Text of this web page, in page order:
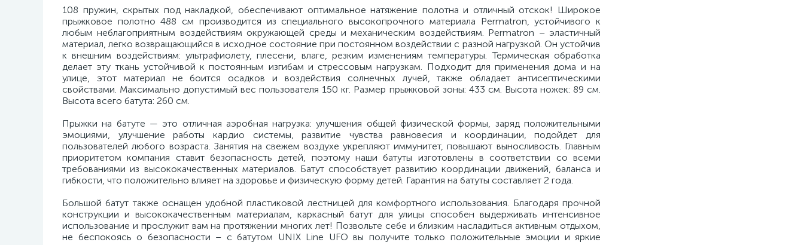
108 пружин, скрытых под накладкой, обеспечивают оптимальное натяжение полотна и отличный отскок! Широкое
прыжковое полотно 488 см производится из специального высокопрочного материала Permatron, устойчивого к
любым неблагоприятным воздействиям окружающей среды и механическим воздействиям. Permatron – эластичный
материал, легко возвращающийся в исходное состояние при постоянном воздействии с разной нагрузкой. Он устойчив
к внешним воздействиям: ультрафиолету, плесени, влаге, резким изменениям температуры. Термическая обработка
делает эту ткань устойчивой к постоянным изгибам и стрессовым нагрузкам. Подходит для применения дома и на
улице, этот материал не боится осадков и воздействия солнечных лучей, также обладает антисептическими
свойствами. Максимально допустимый вес пользователя 150 кг. Размер прыжковой зоны: 433 см. Высота ножек: 89 см.
Высота всего батута: 260 см.
Прыжки на батуте — это отличная аэробная нагрузка: улучшения общей физической формы, заряд положительными
эмоциями, улучшение работы кардио системы, развитие чувства равновесия и координации, подойдет для
пользователей любого возраста. Занятия на свежем воздухе укрепляют иммунитет, повышают выносливость. Главным
приоритетом компания ставит безопасность детей, поэтому наши батуты изготовлены в соответствии со всеми
требованиями из высококачественных материалов. Батут способствует развитию координации движений, баланса и
гибкости, что положительно влияет на здоровье и физическую форму детей. Гарантия на батуты составляет 2 года.
Большой батут также оснащен удобной пластиковой лестницей для комфортного использования. Благодаря прочной
конструкции и высококачественным материалам, каркасный батут для улицы способен выдерживать интенсивное
использование и прослужит вам на протяжении многих лет! Позвольте себе и близким насладиться активным отдыхом,
не беспокоясь о безопасности – с батутом UNIX Line UFO вы получите только положительные эмоции и яркие